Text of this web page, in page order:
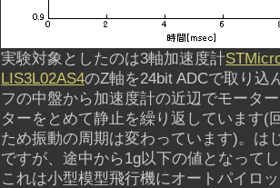
実験対象としたのは3軸加速度計
LIS3L02AS4のZ軸を24bit ADCで取り込
フの中盤から加速度計の近辺でモータ
ターをとめて静止を繰り返しています(
ため振動の周期は変わっています)。は
ですが、途中から1g以下の値となって
これは小型模型飛行機にオートパイロ